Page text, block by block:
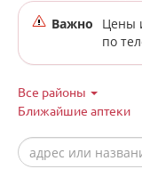
Важно
Цены
по
Все районы
Ближайшие аптеки